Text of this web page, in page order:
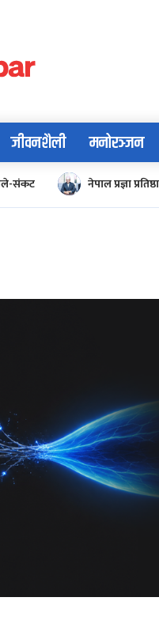
जीवनशैली मनोरञ्जन
संकट नेपाल प्रज्ञा